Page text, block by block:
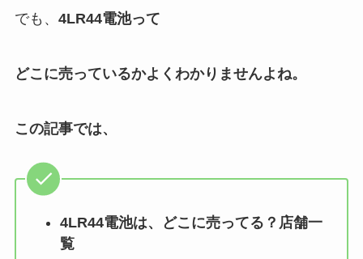
でも、 4LR44電池って
どこに売っているかよくわかりませんよね。
この記事では、
4LR44電池は、どこに売ってる？店舗一
覧